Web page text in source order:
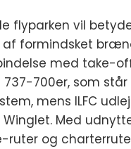
flyparken vil
formindsket
med take-
737-700er, som
mens ILFC
Med
og